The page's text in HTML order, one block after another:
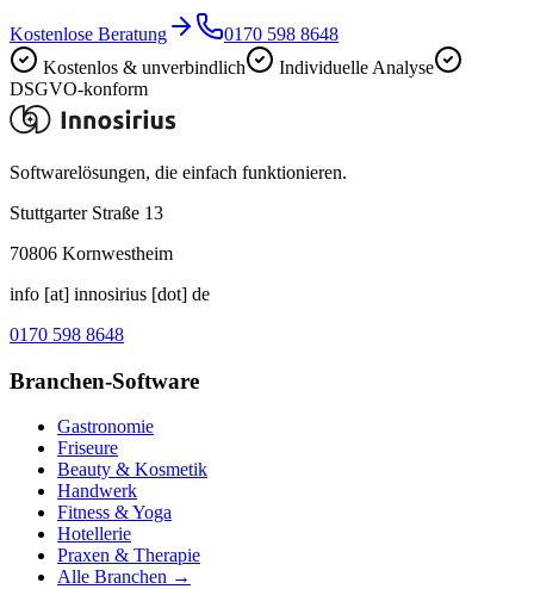
Kostenlose Beratung
0170 598 8648
Kostenlos & unverbindlich
Individuelle Analyse
DSGVO-konform
Softwarelösungen, die einfach funktionieren.
Stuttgarter Straße 13
70806 Kornwestheim
info [at] innosirius [dot] de
0170 598 8648
Branchen-Software
Gastronomie
Friseure
Beauty & Kosmetik
Handwerk
Fitness & Yoga
Hotellerie
Praxen & Therapie
Alle Branchen →